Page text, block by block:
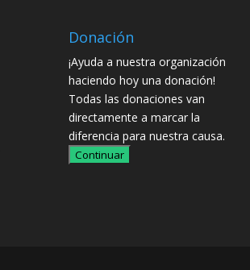
Donación
¡Ayuda a nuestra organización
haciendo hoy una donación!
Todas las donaciones van
directamente a marcar la
diferencia para nuestra causa.
Continuar